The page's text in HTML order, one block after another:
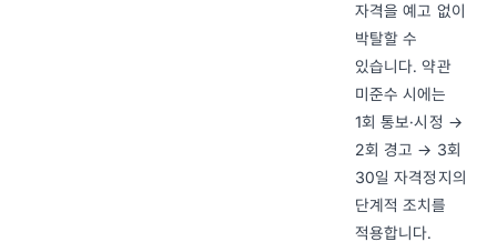
자격을 예고 없이
박탈할 수
있습니다. 약관
미준수 시에는
1회 통보·시정 →
2회 경고 → 3회
30일 자격정지의
단계적 조치를
적용합니다.